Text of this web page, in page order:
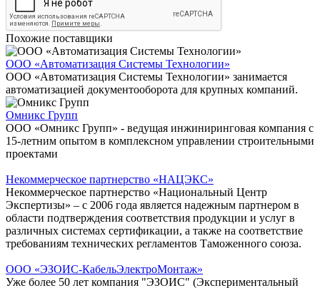
Похожие поставщики
ООО «Автоматизация Системы Технологии»
ООО «Автоматизация Системы Технологии» занимается
автоматизацией документооборота для крупных компаний.
Омникс Групп
ООО «Омникс Групп» - ведущая инжиниринговая компания с
15-летним опытом в комплексном управлении строительными
проектами
Некоммерческое партнерство «НАЦЭКС»
Некоммерческое партнерство «Национальный Центр
Экспертизы» – с 2006 года является надежным партнером в
области подтверждения соответствия продукции и услуг в
различных системах сертификации, а также на соответствие
требованиям технических регламентов Таможенного союза.
ООО «ЭЗОИС-КабельЭлектроМонтаж»
Уже более 50 лет компания "ЭЗОИС" (Экспериментальный